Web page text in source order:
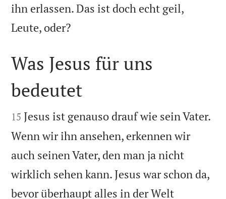
ihn erlassen. Das ist doch echt geil,
Leute, oder?

Was Jesus für uns
bedeutet

15 Jesus ist genauso drauf wie sein Vater.
Wenn wir ihn ansehen, erkennen wir
auch seinen Vater, den man ja nicht
wirklich sehen kann. Jesus war schon da,
bevor überhaupt alles in der Welt